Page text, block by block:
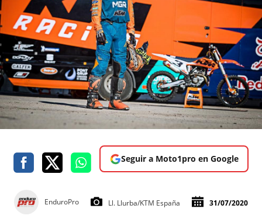
Seguir a Moto1pro en Google
EnduroPro Ll. Llurba/KTM España 31/07/2020